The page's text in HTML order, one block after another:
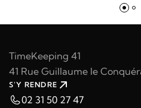
TimeKeeping 41
41 Rue Guillaume le
S'Y RENDRE
02 31 50 27 47